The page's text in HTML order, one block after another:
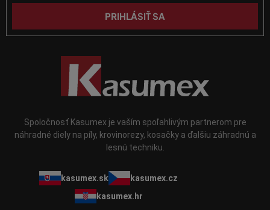
u
Spoločnosť Kasumex je vaším spoľahlivým partnerom pre
náhradné diely na píly, krovinorezy, kosačky a ďalšiu záhradnú a
lesnú techniku.
kasumex.sk
kasumex.cz
kasumex.hr
PRIHLÁSIŤ SA